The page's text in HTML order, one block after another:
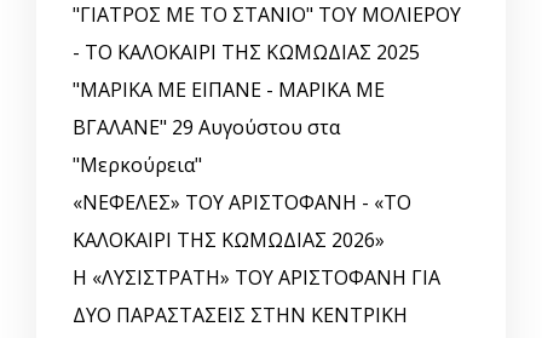
"ΓΙΑΤΡΟΣ ΜΕ ΤΟ ΣΤΑΝΙΟ" ΤΟΥ ΜΟΛΙΕΡΟΥ
- ΤΟ ΚΑΛΟΚΑΙΡΙ ΤΗΣ ΚΩΜΩΔΙΑΣ 2025
"ΜΑΡΙΚΑ ΜΕ ΕΙΠΑΝΕ - ΜΑΡΙΚΑ ΜΕ
ΒΓΑΛΑΝΕ" 29 Αυγούστου στα
"Μερκούρεια"
«ΝΕΦΕΛΕΣ» ΤΟΥ ΑΡΙΣΤΟΦΑΝΗ - «ΤΟ
ΚΑΛΟΚΑΙΡΙ ΤΗΣ ΚΩΜΩΔΙΑΣ 2026»
Η «ΛΥΣΙΣΤΡΑΤΗ» ΤΟΥ ΑΡΙΣΤΟΦΑΝΗ ΓΙΑ
ΔΥΟ ΠΑΡΑΣΤΑΣΕΙΣ ΣΤΗΝ ΚΕΝΤΡΙΚΗ